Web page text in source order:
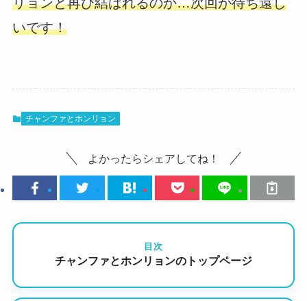
いです！
チャンファとホンリョン
よかったらシェアしてね！
目次
チャンファとホンリョンのトップページ